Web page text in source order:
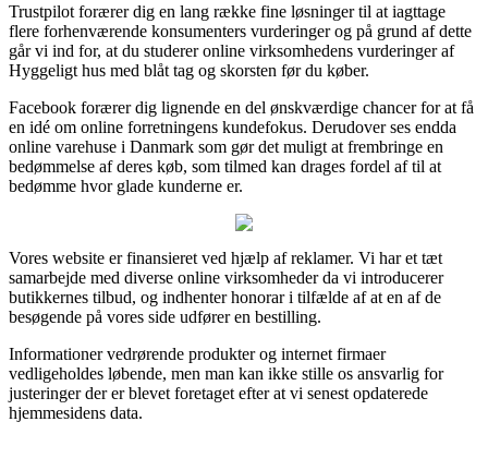
Trustpilot forærer dig en lang række fine løsninger til at iagttage
flere forhenværende konsumenters vurderinger og på grund af dette
går vi ind for, at du studerer online virksomhedens vurderinger af
Hyggeligt hus med blåt tag og skorsten før du køber.
Facebook forærer dig lignende en del ønskværdige chancer for at få
en idé om online forretningens kundefokus. Derudover ses endda
online varehuse i Danmark som gør det muligt at frembringe en
bedømmelse af deres køb, som tilmed kan drages fordel af til at
bedømme hvor glade kunderne er.
Vores website er finansieret ved hjælp af reklamer. Vi har et tæt
samarbejde med diverse online virksomheder da vi introducerer
butikkernes tilbud, og indhenter honorar i tilfælde af at en af de
besøgende på vores side udfører en bestilling.
Informationer vedrørende produkter og internet firmaer
vedligeholdes løbende, men man kan ikke stille os ansvarlig for
justeringer der er blevet foretaget efter at vi senest opdaterede
hjemmesidens data.